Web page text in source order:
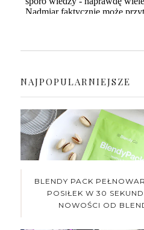
NAJPOPULARNIEJSZE
BLENDY PACK
POSIŁEK W 30
NOWOŚCI OD